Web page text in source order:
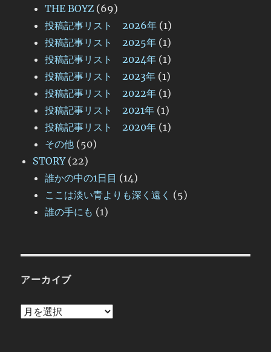
THE BOYZ (69)
投稿記事リスト 2026年 (1)
投稿記事リスト 2025年 (1)
投稿記事リスト 2024年 (1)
投稿記事リスト 2023年 (1)
投稿記事リスト 2022年 (1)
投稿記事リスト 2021年 (1)
投稿記事リスト 2020年 (1)
その他 (50)
STORY(22)
誰かの中の1日目 (14)
ここは淡い青よりも深く遠く (5)
誰の手にも (1)
アーカイブ
ア